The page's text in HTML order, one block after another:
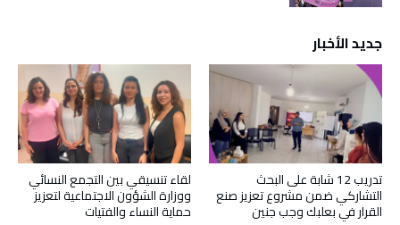
جديد الأخبار
لقاء تنسيقي بين التجمع النسائي
ووزارة الشؤون الاجتماعية لتعزيز
حماية النساء والفتيات
تدريب 12 شابة على البحث
التشاركي ضمن مشروع تعزيز صنع
القرار في بعلبك وجب جنين